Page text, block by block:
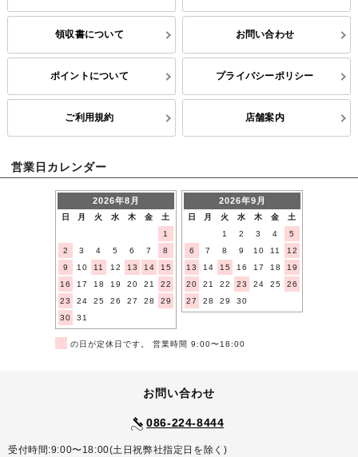
領収書について お問い合わせ
ポイントについて プライバシーポリシー
ご利用規約 店舗案内
営業日カレンダー
2026年8月
日 月 火 水 木 金
土
1
2
3 4 5 6 7
8
9
10 11 12 13 14
15
16
17 18 19 20 21
22
23
24 25 26 27 28
29
30
31
2026年9月
日 月 火 水 木 金
土
1
2 3 4
5
6
7 8 9 10 11
12
13
14 15 16 17 18
19
20
21 22 23 24 25
26
27
28 29 30
の日が定休日です。 営業時間 9:00〜18:00
お問い合わせ
086-224-8444
受付時間:9:00〜18:00(土日祝弊社指定日を除く)